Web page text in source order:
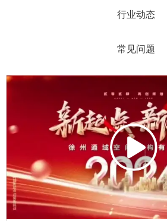
行业动态
常见问题